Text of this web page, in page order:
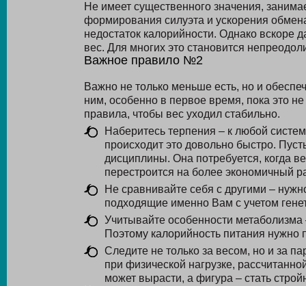
Не имеет существенного значения,
формирования силуэта и ускорения
недостаток калорийности. Однако вскоре
вес. Для многих это становится
Важное правило №2
Важно не только меньше есть, но и
ним, особенно в первое время, пока это
правила, чтобы вес уходил стабильно.
Наберитесь терпения – к любой
происходит это довольно быстро.
дисциплины. Она потребуется, когда
перестроится на более экономичный
Не сравнивайте себя с другими –
подходящие именно Вам с учетом
Учитывайте особенности
Поэтому калорийность питания нужно
Следите не только за весом, но и за
при физической нагрузке,
может вырасти, а фигура – стать